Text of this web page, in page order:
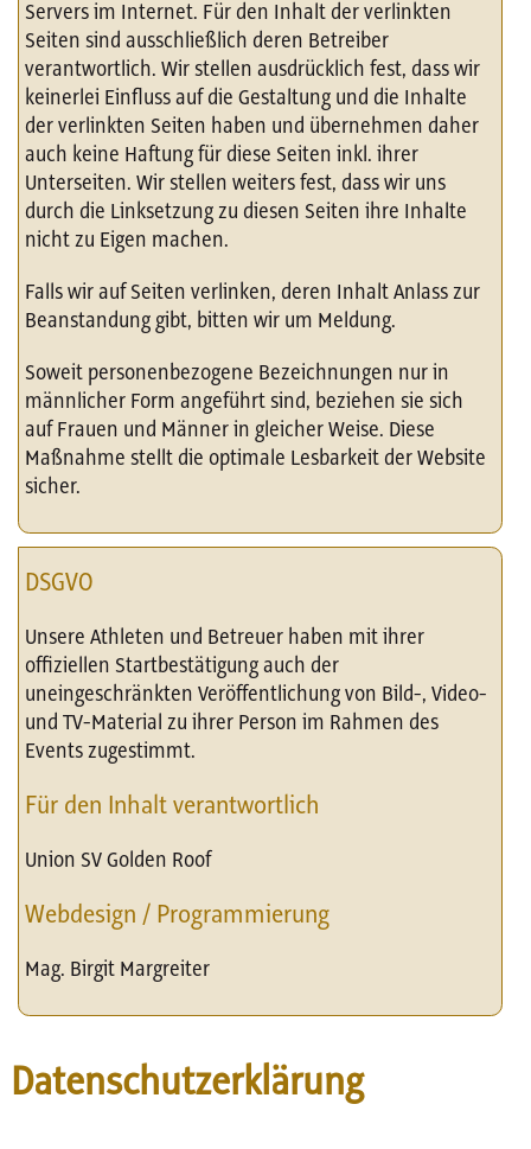
Servers im Internet. Für den Inhalt der verlinkten
Seiten sind ausschließlich deren Betreiber
verantwortlich. Wir stellen ausdrücklich fest, dass wir
keinerlei Einfluss auf die Gestaltung und die Inhalte
der verlinkten Seiten haben und übernehmen daher
auch keine Haftung für diese Seiten inkl. ihrer
Unterseiten. Wir stellen weiters fest, dass wir uns
durch die Linksetzung zu diesen Seiten ihre Inhalte
nicht zu Eigen machen.
Falls wir auf Seiten verlinken, deren Inhalt Anlass zur
Beanstandung gibt, bitten wir um Meldung.
Soweit personenbezogene Bezeichnungen nur in
männlicher Form angeführt sind, beziehen sie sich
auf Frauen und Männer in gleicher Weise. Diese
Maßnahme stellt die optimale Lesbarkeit der Website
sicher.
DSGVO
Unsere Athleten und Betreuer haben mit ihrer
offiziellen Startbestätigung auch der
uneingeschränkten Veröffentlichung von Bild-, Video-
und TV-Material zu ihrer Person im Rahmen des
Events zugestimmt.
Für den Inhalt verantwortlich
Union SV Golden Roof
Webdesign / Programmierung
Mag. Birgit Margreiter
Datenschutzerklärung